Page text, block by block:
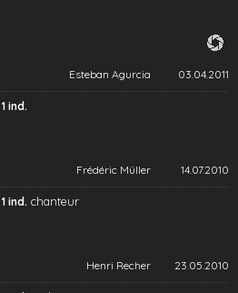
Esteban Agurcia 03.04.2011
1 ind.
Frédéric Müller 14.07.2010
1 ind. chanteur
Henri Recher 23.05.2010